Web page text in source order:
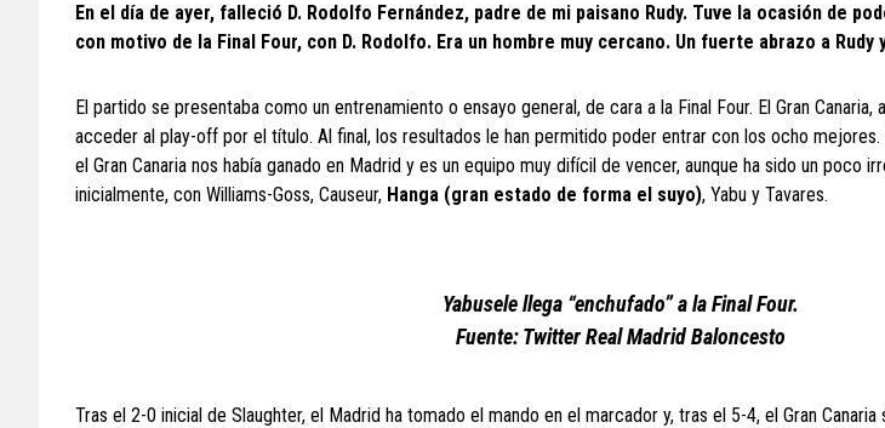
En el día de ayer, falleció D. Rodolfo Fernández, padre de mi paisano Rudy. Tuve la ocasión de
con motivo de la Final Four, con D. Rodolfo. Era un hombre muy cercano. Un fuerte abrazo a Rudy
El partido se presentaba como un entrenamiento o ensayo general, de cara a la Final Four. El Gran Canaria,
acceder al play-off por el título. Al final, los resultados le han permitido poder entrar con los ocho
el Gran Canaria nos había ganado en Madrid y es un equipo muy difícil de vencer, aunque ha sido un poco
inicialmente, con Williams-Goss, Causeur, Hanga (gran estado de forma el suyo), Yabu y Tavares.
Yabusele llega “enchufado” a la Final Four.
Fuente: Twitter Real Madrid Baloncesto
Tras el 2-0 inicial de Slaughter, el Madrid ha tomado el mando en el marcador y, tras el 5-4, el Gran